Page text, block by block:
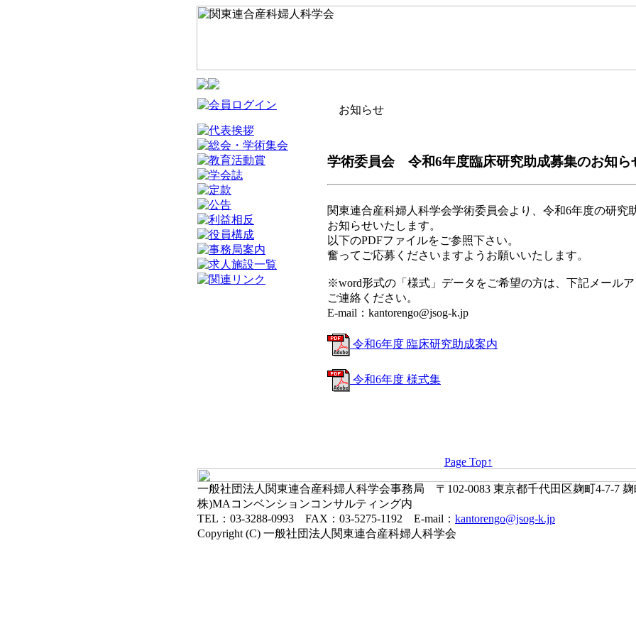
お知らせ
学術委員会 令和6年度臨床研究助成募集のお知
関東連合産科婦人科学会学術委員会より、令和6年度の研究
お知らせいたします。
以下のPDFファイルをご参照下さい。
奮ってご応募くださいますようお願いいたします。
※word形式の「様式」データをご希望の方は、下記メール
ご連絡ください。
E-mail：kantorengo@jsog-k.jp
令和6年度 臨床研究助成案内
令和6年度 様式集
Page Top↑
一般社団法人関東連合産科婦人科学会事務局 〒102-0083 東京都千代田区麹町4-7-7
株)MAコンベンションコンサルティング内
TEL：03-3288-0993 FAX：03-5275-1192 E-mail： kantorengo@jsog-k.jp
Copyright (C) 一般社団法人関東連合産科婦人科学会